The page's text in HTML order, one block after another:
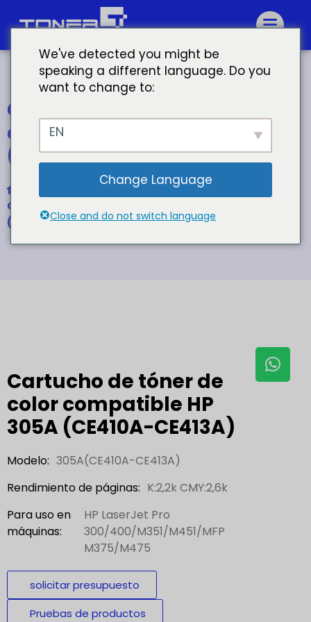
Cartucho de tóner de color
compatible HP 305A
(CE410A-CE413A)
Cartucho de tóner de color compatible HP 305A
(CE410A-CE413A)
Cartucho de tóner de
color compatible HP
305A (CE410A-CE413A)
Modelo: 305A(CE410A-CE413A)
Rendimiento de páginas: K:2,2k CMY:2,6k
Para uso en
máquinas:
HP LaserJet Pro
300/400/M351/M451/MFP
M375/M475
solicitar presupuesto
Pruebas de productos
We've detected you might be
speaking a different language. Do you
want to change to:
EN
Change Language
Close and do not switch language